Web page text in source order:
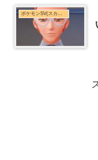
ポケモンSV(スカーレット・バイオレット)まとめ